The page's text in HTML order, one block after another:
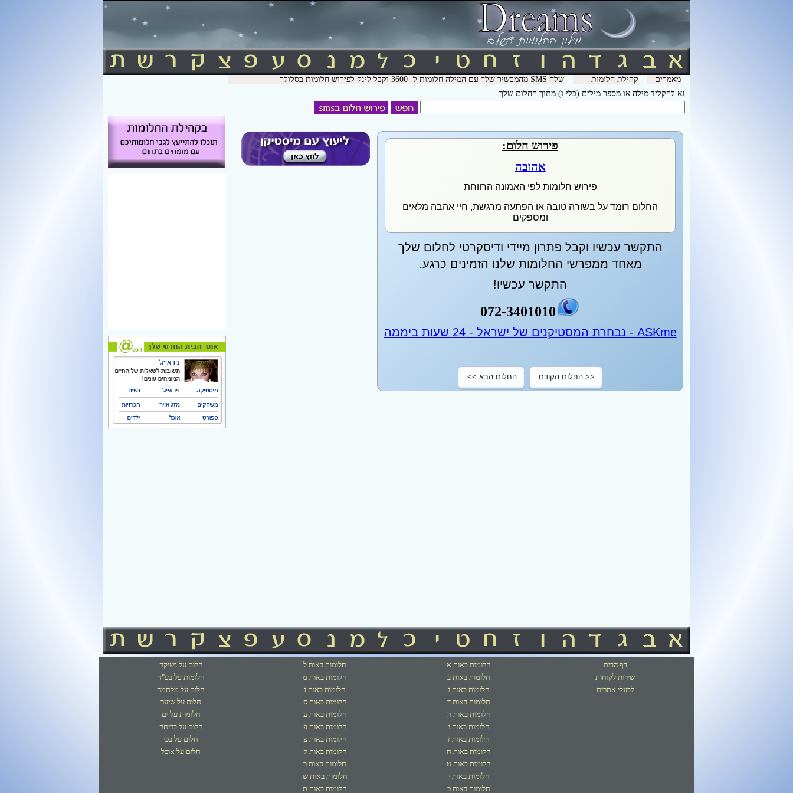
מאמרים קהילת חלומות
שלח SMS מהמכשיר שלך עם המילה חלומות ל- 3600 וקבל לינק לפירוש חלומות בסלולר
נא להקליד מילה או מספר מילים (בלי ו) מתוך החלום שלך
פירוש חלום:
אהובה
פירוש חלומות לפי האמונה הרווחת
החלום רומד על בשורה טובה או הפתעה מרגשת, חיי אהבה מלאים
ומספקים
התקשר עכשיו וקבל פתרון מיידי ודיסקרטי לחלום שלך
מאחד ממפרשי החלומות שלנו הזמינים כרגע.
התקשר עכשיו!
072-3401010
ASKme - נבחרת המסטיקנים של ישראל - 24 שעות ביממה
<< החלום הקודם החלום הבא >>
דף הבית
שירות לקוחות
לבעלי אתרים
חלומות באות א
חלומות באות ב
חלומות באות ג
חלומות באות ד
חלומות באות ה
חלומות באות ו
חלומות באות ז
חלומות באות ח
חלומות באות ט
חלומות באות י
חלומות באות כ
חלומות באות ל
חלומות באות מ
חלומות באות נ
חלומות באות ס
חלומות באות ע
חלומות באות פ
חלומות באות צ
חלומות באות ק
חלומות באות ר
חלומות באות ש
חלומות באות ת
חלום על נשיקה
חלומות על בע"ח
חלום על מלחמה
חלום על שיער
חלומות על ים
חלום על בריחה
חלום על בכי
חלום על אוכל